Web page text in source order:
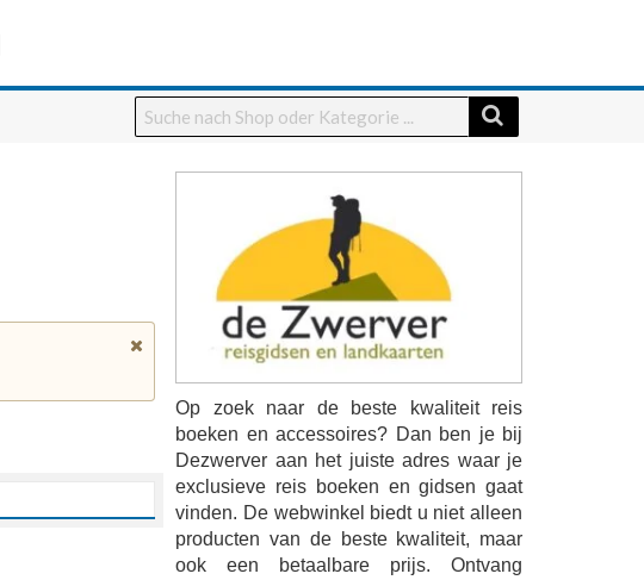
Op zoek naar de beste kwaliteit reis
boeken en accessoires? Dan ben je bij
Dezwerver aan het juiste adres waar je
exclusieve reis boeken en gidsen gaat
vinden. De webwinkel biedt u niet alleen
producten van de beste kwaliteit, maar
ook een betaalbare prijs. Ontvang